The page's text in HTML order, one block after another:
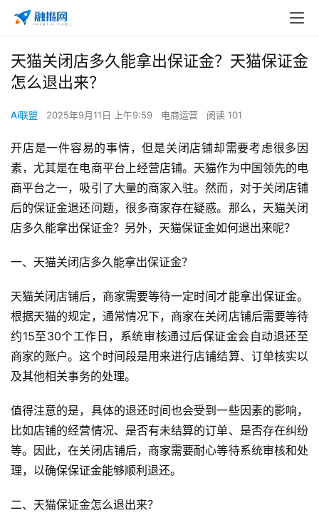
天猫关闭店多久能拿出保证金？天猫保证金
怎么退出来？
Ai联盟 2025年9月11日 上午9:59 电商运营 阅读 101
开店是一件容易的事情，但是关闭店铺却需要考虑很多因
素，尤其是在电商平台上经营店铺。天猫作为中国领先的电
商平台之一，吸引了大量的商家入驻。然而，对于关闭店铺
后的保证金退还问题，很多商家存在疑惑。那么，天猫关闭
店多久能拿出保证金？另外，天猫保证金如何退出来呢？
一、天猫关闭店多久能拿出保证金？
天猫关闭店铺后，商家需要等待一定时间才能拿出保证金。
根据天猫的规定，通常情况下，商家在关闭店铺后需要等待
约15至30个工作日，系统审核通过后保证金会自动退还至
商家的账户。这个时间段是用来进行店铺结算、订单核实以
及其他相关事务的处理。
值得注意的是，具体的退还时间也会受到一些因素的影响，
比如店铺的经营情况、是否有未结算的订单、是否存在纠纷
等。因此，在关闭店铺后，商家需要耐心等待系统审核和处
理，以确保保证金能够顺利退还。
二、天猫保证金怎么退出来？